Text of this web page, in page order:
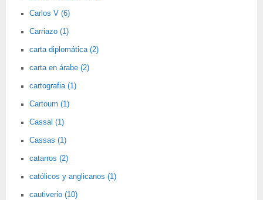
Carlos V (6)
Carriazo (1)
carta diplomática (2)
carta en árabe (2)
cartografia (1)
Cartoum (1)
Cassal (1)
Cassas (1)
catarros (2)
católicos y anglicanos (1)
cautiverio (10)